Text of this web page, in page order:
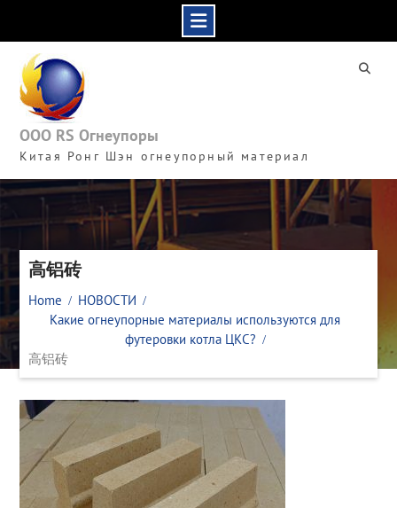
content
ООО RS Огнеупоры
Китая Ронг Шэн огнеупорный материал
高铝砖
Home
НОВОСТИ
Какие огнеупорные материалы используются для
футеровки котла ЦКС?
高铝砖